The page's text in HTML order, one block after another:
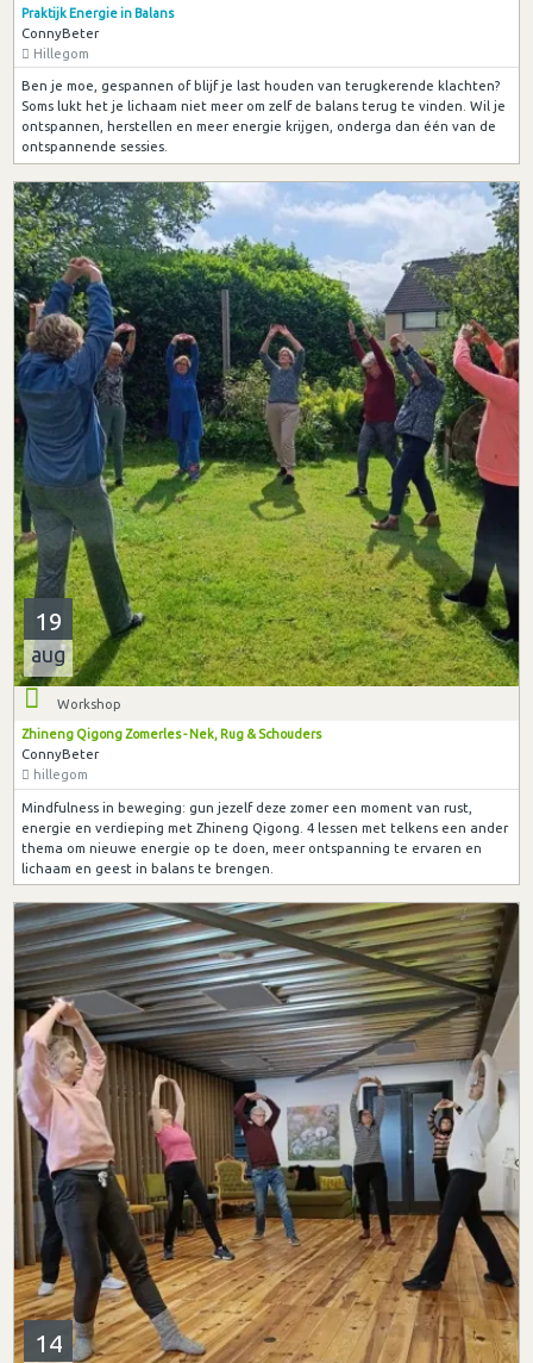
Praktijk Energie in Balans
ConnyBeter
Hillegom
Ben je moe, gespannen of blijf je last houden van terugkerende klachten?
Soms lukt het je lichaam niet meer om zelf de balans terug te vinden. Wil je
ontspannen, herstellen en meer energie krijgen, onderga dan één van de
ontspannende sessies.
19
aug
Workshop
Zhineng Qigong Zomerles - Nek, Rug & Schouders
ConnyBeter
hillegom
Mindfulness in beweging: gun jezelf deze zomer een moment van rust,
energie en verdieping met Zhineng Qigong. 4 lessen met telkens een ander
thema om nieuwe energie op te doen, meer ontspanning te ervaren en
lichaam en geest in balans te brengen.
14